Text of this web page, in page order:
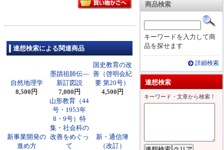
商品検索
キーワードを入力して商
品を探せます
詳細検索
連想検索
キーワード・文章から検索！
連想検索による関連商品
自然地理学
8,500円
墨蹟祖師伝―
新訂図説
7,000円
国史教育の改
善（啓明会紀
要 第20号）
4,500円
新事業開発の
進め方
山形教育（44
号・1953年
8・9号）特
集・社会科の
改善をめぐっ
て
新・通信簿
（改訂）